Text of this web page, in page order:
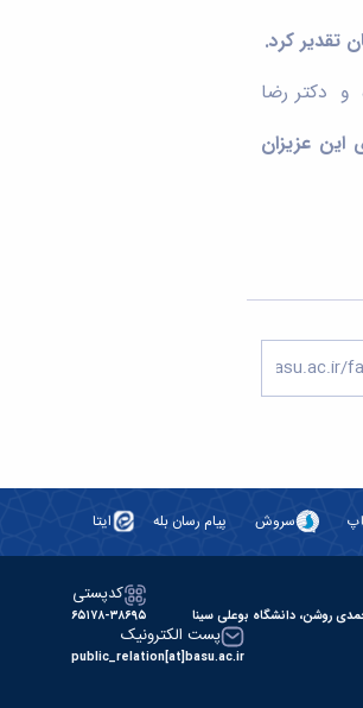
و دکتر رضا
این عزیزان
سروش پیام رسان بله ایتا
روشن، دانشگاه بوعلی سینا
کدپستی
۶۵۱۷۸-۳۸۶۹۵
پست الکترونیک
public_relation[at]basu.ac.ir